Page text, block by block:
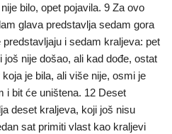
bilo, opet pojavila. 9 Za ovo
glava predstavlja sedam gora
i sedam kraljeva: pet
još nije došao, ali kad dođe, ostat
je bila, ali više nije, osmi je
i bit će uništena. 12 Deset
deset kraljeva, koji još nisu
sat primiti vlast kao kraljevi